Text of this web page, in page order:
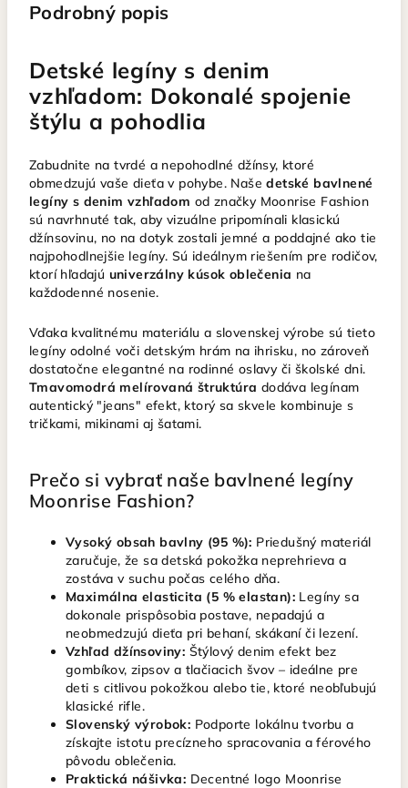
Podrobný popis
Detské legíny s denim
vzhľadom: Dokonalé spojenie
štýlu a pohodlia
Zabudnite na tvrdé a nepohodlné džínsy, ktoré
obmedzujú vaše dieťa v pohybe. Našedetské bavlnené
legíny s denim vzhľadom od značky Moonrise Fashion
sú navrhnuté tak, aby vizuálne pripomínali klasickú
džínsovinu, no na dotyk zostali jemné a poddajné ako tie
najpohodlnejšie legíny. Sú ideálnym riešením pre rodičov,
ktorí hľadajú univerzálny kúsok oblečenia na
každodenné nosenie.
Vďaka kvalitnému materiálu a slovenskej výrobe sú tieto
legíny odolné voči detským hrám na ihrisku, no zároveň
dostatočne elegantné na rodinné oslavy či školské dni.
Tmavomodrá melírovaná štruktúra dodáva legínam
autentický "jeans" efekt, ktorý sa skvele kombinuje s
tričkami, mikinami aj šatami.
Prečo si vybrať naše bavlnené legíny
Moonrise Fashion?
Vysoký obsah bavlny (95 %): Priedušný materiál
zaručuje, že sa detská pokožka neprehrieva a
zostáva v suchu počas celého dňa.
Maximálna elasticita (5 % elastan): Legíny sa
dokonale prispôsobia postave, nepadajú a
neobmedzujú dieťa pri behaní, skákaní či lezení.
Vzhľad džínsoviny: Štýlový denim efekt bez
gombíkov, zipsov a tlačiacich švov – ideálne pre
deti s citlivou pokožkou alebo tie, ktoré neobľubujú
klasické rifle.
Slovenský výrobok: Podporte lokálnu tvorbu a
získajte istotu precízneho spracovania a férového
pôvodu oblečenia.
Praktická nášivka: Decentné logo Moonrise